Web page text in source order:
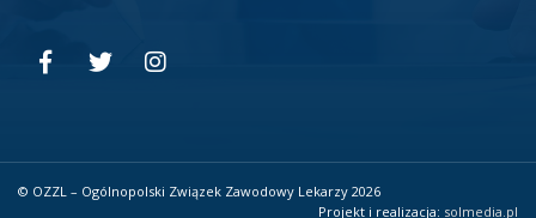
© OZZL – Ogólnopolski Związek Zawodowy Lekarzy 2026
Projekt i realizacja: solmedia.pl